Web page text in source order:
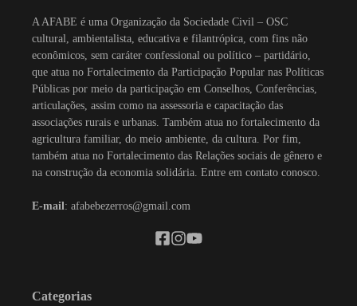
A AFABE é uma Organização da Sociedade Civil – OSC
cultural, ambientalista, educativa e filantrópica, com fins não
econômicos, sem caráter confessional ou político – partidário,
que atua no Fortalecimento da Participação Popular nas Políticas
Públicas por meio da participação em Conselhos, Conferências,
articulações, assim como na assessoria e capacitação das
associações rurais e urbanas. Também atua no fortalecimento da
agricultura familiar, do meio ambiente, da cultura. Por fim,
também atua no Fortalecimento das Relações sociais de gênero e
na construção da economia solidária. Entre em contato conosco.
E-mail: afabebezerros@gmail.com
Categorias